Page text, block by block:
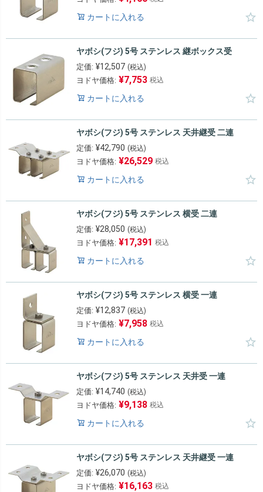
カートに入れる
ヤボシ(フジ) 5号 ステンレス 継ボックス受
定価: ¥12,507 (税込)
ヨドヤ価格: ¥7,753 税込
カートに入れる
ヤボシ(フジ) 5号 ステンレス 天井継受 二連
定価: ¥42,790 (税込)
ヨドヤ価格: ¥26,529 税込
カートに入れる
ヤボシ(フジ) 5号 ステンレス 横受 二連
定価: ¥28,050 (税込)
ヨドヤ価格: ¥17,391 税込
カートに入れる
ヤボシ(フジ) 5号 ステンレス 横受 一連
定価: ¥12,837 (税込)
ヨドヤ価格: ¥7,958 税込
カートに入れる
ヤボシ(フジ) 5号 ステンレス 天井受 一連
定価: ¥14,740 (税込)
ヨドヤ価格: ¥9,138 税込
カートに入れる
ヤボシ(フジ) 5号 ステンレス 天井継受 一連
定価: ¥26,070 (税込)
ヨドヤ価格: ¥16,163 税込